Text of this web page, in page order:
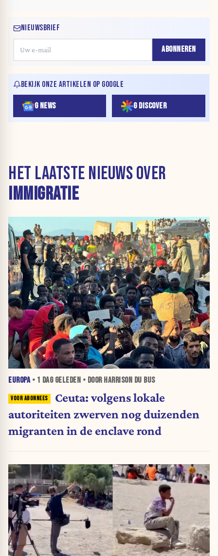
NIEUWSBRIEF
ABONNEREN
BEKIJK ONZE ARTIKELEN OP GOOGLE
G NEWS G DISCOVER
HET LAATSTE NIEUWS OVER
IMMIGRATIE
EUROPA• 1 DAGGELEDEN • DOOR HARRISON DU BUS
Ceuta: volgens lokale
autoriteiten zwerven nog duizenden
migranten in de enclave rond